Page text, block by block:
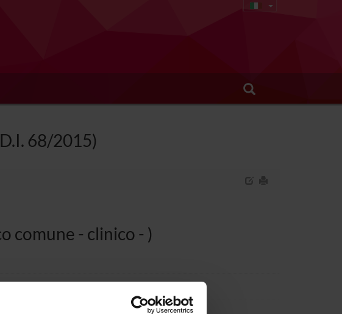
68/2015)
comune - clinico - )